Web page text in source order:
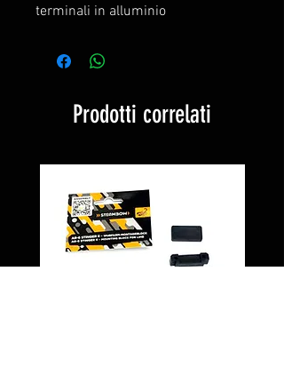
terminali in alluminio
Prodotti correlati